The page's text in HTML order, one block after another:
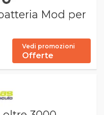
Mod per
Vedi promozioni
Offerte